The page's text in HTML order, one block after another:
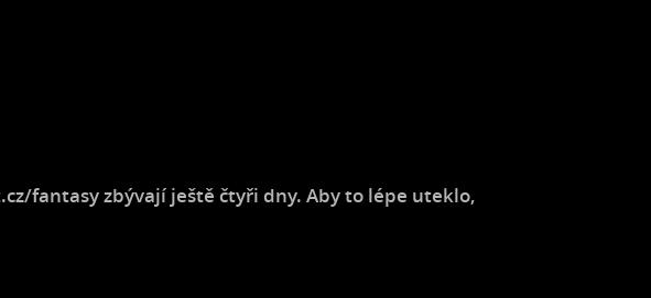
fantasy zbývají ještě čtyři dny. Aby to lépe uteklo,